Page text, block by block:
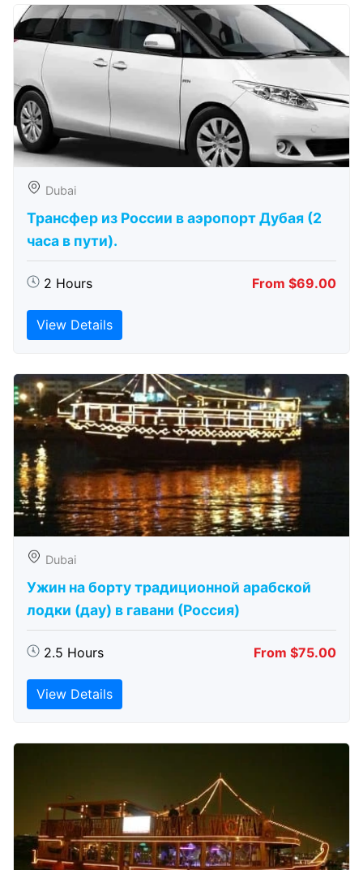
Dubai
Трансфер из России в аэропорт Дубая (2
часа в пути).
2 Hours From $69.00
View Details
Dubai
Ужин на борту традиционной арабской
лодки (дау) в гавани (Россия)
2.5 Hours From $75.00
View Details